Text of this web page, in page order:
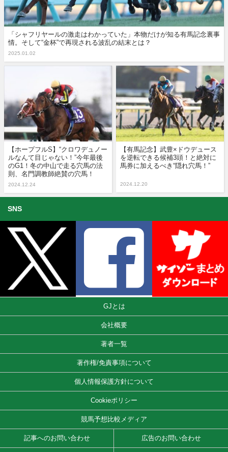
「シャフリヤールの激走はわかっていた」本物だけが知る有馬記念裏事
情。そして“金杯”で再現される波乱の結末とは？
2025.01.02
【ホープフルS】“クロワデュノー
ルなんて目じゃない！”今年最後
のG1！冬の中山で走る穴馬の法
則、名門調教師絶賛の穴馬！
2024.12.24
【有馬記念】武豊×ドウデュース
を逆転できる候補3頭！と絶対に
馬券に加えるべき“隠れ穴馬！”
2024.12.20
SNS
GJとは
会社概要
著者一覧
著作権/免責事項について
個人情報保護方針について
Cookieポリシー
競馬予想比較メディア
記事へのお問い合わせ 広告のお問い合わせ